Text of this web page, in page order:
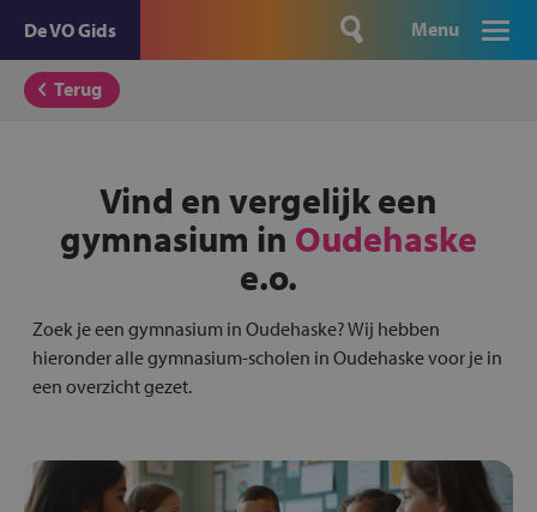
De VO Gids Menu
Terug
Vind en vergelijk een
gymnasium in Oudehaske
e.o.
Zoek je een gymnasium in Oudehaske? Wij hebben
hieronder alle gymnasium-scholen in Oudehaske voor je in
een overzicht gezet.